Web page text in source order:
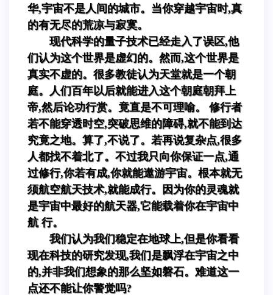
华,宇宙不是人间的城市。当你穿越宇宙时,真
的有无尽的荒凉与寂寞。
现代科学的量子技术已经走入了误区,他
们认为这个世界是虚幻的。然而,这个世界是
真实不虚的。很多教徒认为天堂就是一个朝
庭。人们百年以后就能进入这个朝庭朝拜上
帝,然后论功行赏。竟直是不可理喻。 修行者
若不能穿透时空,突破思维的障碍,就不能到达
究竟之地。算了,不说了。若再说复杂点,很多
人都找不着北了。不过我只向你保证一点,通
过修行,你若有成,你就能遨游宇宙。根本就无
须航空航天技术,就能成行。因为你的灵魂就
是宇宙中最好的航天器,它能载着你在宇宙中
航 行。
我们认为我们稳定在地球上,但是你看看
现在科技的研究发现,我们是飘浮在宇宙之中
的,并非我们想象的那么坚如磐石。难道这一
点还不能让你警觉吗?